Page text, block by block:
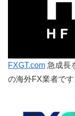
FXGT.com 急成長
の海外FX業者です